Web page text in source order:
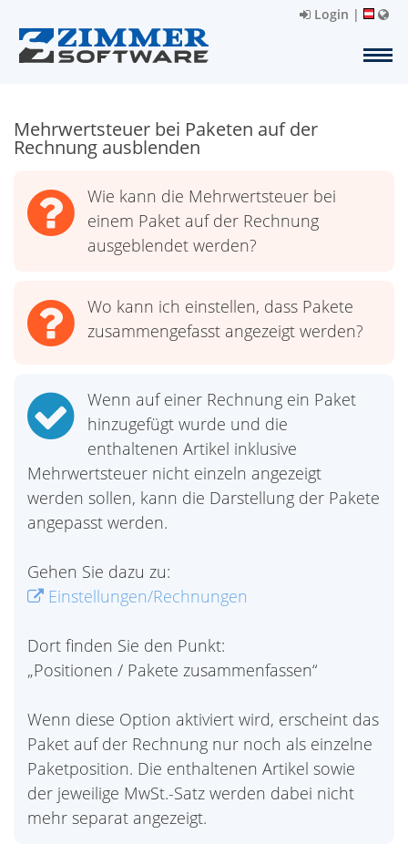
Login |
Mehrwertsteuer bei Paketen auf der
Rechnung ausblenden
Wie kann die Mehrwertsteuer bei
einem Paket auf der Rechnung
ausgeblendet werden?
Wo kann ich einstellen, dass Pakete
zusammengefasst angezeigt werden?
Wenn auf einer Rechnung ein Paket
hinzugefügt wurde und die
enthaltenen Artikel inklusive
Mehrwertsteuer nicht einzeln angezeigt
werden sollen, kann die Darstellung der Pakete
angepasst werden.
Gehen Sie dazu zu:
Einstellungen/Rechnungen
Dort finden Sie den Punkt:
„Positionen / Pakete zusammenfassen“
Wenn diese Option aktiviert wird, erscheint das
Paket auf der Rechnung nur noch als einzelne
Paketposition. Die enthaltenen Artikel sowie
der jeweilige MwSt.-Satz werden dabei nicht
mehr separat angezeigt.